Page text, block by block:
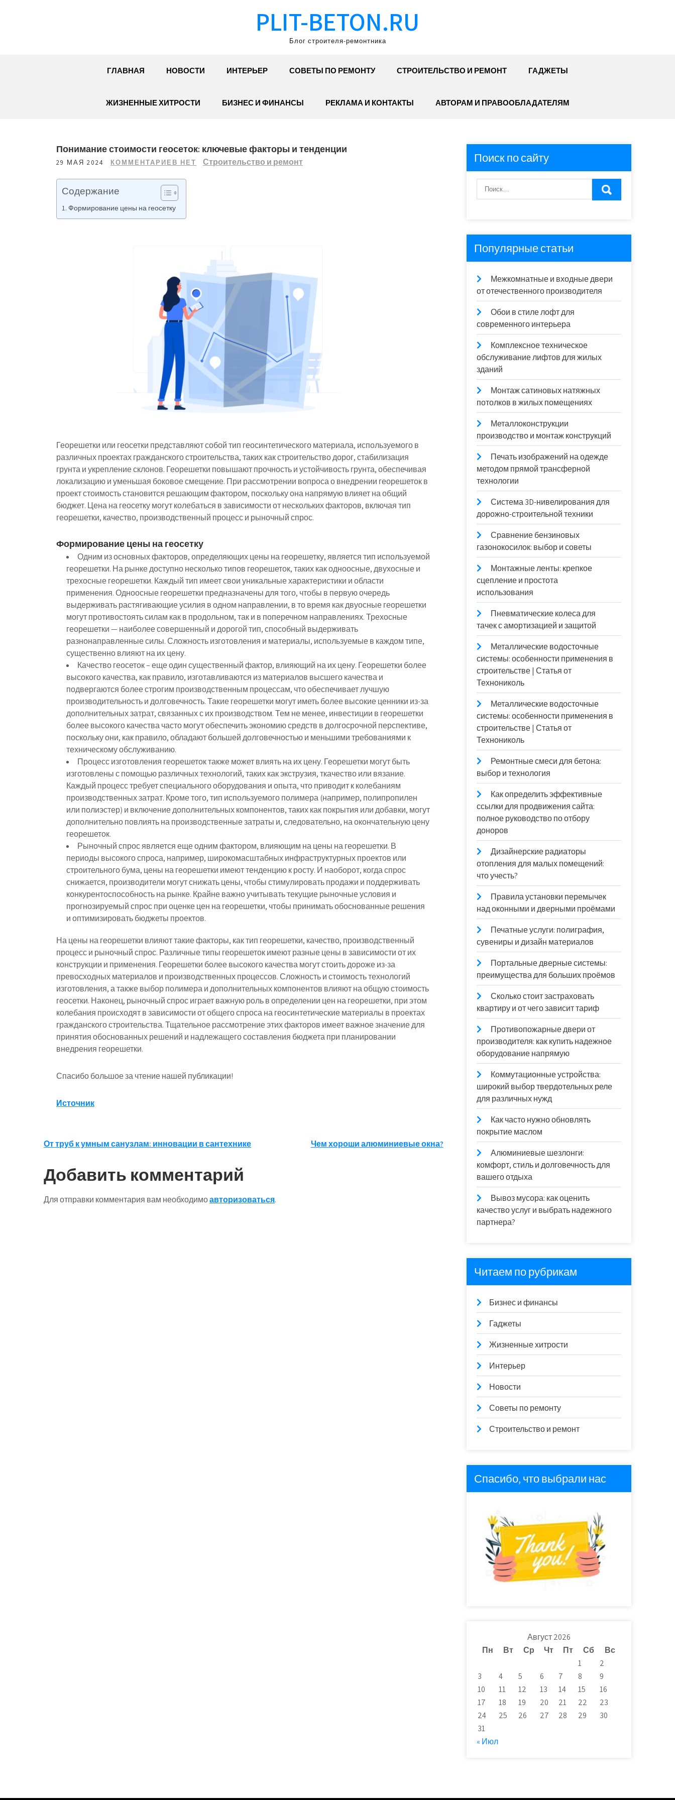
PLIT-BETON.RU
Блог строителя-ремонтника
ГЛАВНАЯ НОВОСТИ ИНТЕРЬЕР СОВЕТЫ ПО РЕМОНТУ СТРОИТЕЛЬСТВО И РЕМОНТ ГАДЖЕТЫ
ЖИЗНЕННЫЕ ХИТРОСТИ БИЗНЕС И ФИНАНСЫ РЕКЛАМА И КОНТАКТЫ АВТОРАМ И ПРАВООБЛАДАТЕЛЯМ
Понимание стоимости геосеток: ключевые факторы и тенденции
29 МАЯ 2024 КОММЕНТАРИЕВ НЕТ Строительство и ремонт
Содержание
Формирование цены на геосетку
Георешетки или геосетки представляют собой тип геосинтетического материала, используемого в
различных проектах гражданского строительства, таких как строительство дорог, стабилизация
грунта и укрепление склонов. Георешетки повышают прочность и устойчивость грунта, обеспечивая
локализацию и уменьшая боковое смещение. При рассмотрении вопроса о внедрении георешеток в
проект стоимость становится решающим фактором, поскольку она напрямую влияет на общий
бюджет. Цена на геосетку могут колебаться в зависимости от нескольких факторов, включая тип
георешетки, качество, производственный процесс и рыночный спрос.
Формирование цены на геосетку
Одним из основных факторов, определяющих цены на георешетку, является тип используемой
георешетки. На рынке доступно несколько типов георешеток, таких как одноосные, двухосные и
трехосные георешетки. Каждый тип имеет свои уникальные характеристики и области
применения. Одноосные георешетки предназначены для того, чтобы в первую очередь
выдерживать растягивающие усилия в одном направлении, в то время как двуосные георешетки
могут противостоять силам как в продольном, так и в поперечном направлениях. Трехосные
георешетки — наиболее совершенный и дорогой тип, способный выдерживать
разнонаправленные силы. Сложность изготовления и материалы, используемые в каждом типе,
существенно влияют на их цену.
Качество геосеток – еще один существенный фактор, влияющий на их цену. Георешетки более
высокого качества, как правило, изготавливаются из материалов высшего качества и
подвергаются более строгим производственным процессам, что обеспечивает лучшую
производительность и долговечность. Такие георешетки могут иметь более высокие ценники из-за
дополнительных затрат, связанных с их производством. Тем не менее, инвестиции в георешетки
более высокого качества часто могут обеспечить экономию средств в долгосрочной перспективе,
поскольку они, как правило, обладают большей долговечностью и меньшими требованиями к
техническому обслуживанию.
Процесс изготовления георешеток также может влиять на их цену. Георешетки могут быть
изготовлены с помощью различных технологий, таких как экструзия, ткачество или вязание.
Каждый процесс требует специального оборудования и опыта, что приводит к колебаниям
производственных затрат. Кроме того, тип используемого полимера (например, полипропилен
или полиэстер) и включение дополнительных компонентов, таких как покрытия или добавки, могут
дополнительно повлиять на производственные затраты и, следовательно, на окончательную цену
георешеток.
Рыночный спрос является еще одним фактором, влияющим на цены на георешетки. В
периоды высокого спроса, например, широкомасштабных инфраструктурных проектов или
строительного бума, цены на георешетки имеют тенденцию к росту. И наоборот, когда спрос
снижается, производители могут снижать цены, чтобы стимулировать продажи и поддерживать
конкурентоспособность на рынке. Крайне важно учитывать текущие рыночные условия и
прогнозируемый спрос при оценке цен на георешетки, чтобы принимать обоснованные решения
и оптимизировать бюджеты проектов.
На цены на георешетки влияют такие факторы, как тип георешетки, качество, производственный
процесс и рыночный спрос. Различные типы георешеток имеют разные цены в зависимости от их
конструкции и применения. Георешетки более высокого качества могут стоить дороже из-за
превосходных материалов и производственных процессов. Сложность и стоимость технологий
изготовления, а также выбор полимера и дополнительных компонентов влияют на общую стоимость
геосетки. Наконец, рыночный спрос играет важную роль в определении цен на георешетки, при этом
колебания происходят в зависимости от общего спроса на геосинтетические материалы в проектах
гражданского строительства. Тщательное рассмотрение этих факторов имеет важное значение для
принятия обоснованных решений и надлежащего составления бюджета при планировании
внедрения георешетки.
Спасибо большое за чтение нашей публикации!
Источник
Навигация
по
записям
От труб к умным санузлам: инновации в сантехнике Чем хороши алюминиевые окна?
Добавить комментарий
Для отправки комментария вам необходимоавторизоваться.
Поиск по сайту
Популярные статьи
Межкомнатные и входные двери
от отечественного производителя
Обои в стиле лофт для
современного интерьера
Комплексное техническое
обслуживание лифтов для жилых
зданий
Монтаж сатиновых натяжных
потолков в жилых помещениях
Металлоконструкции
производство и монтаж конструкций
Печать изображений на одежде
методом прямой трансферной
технологии
Система 3D-нивелирования для
дорожно-строительной техники
Сравнение бензиновых
газонокосилок: выбор и советы
Монтажные ленты: крепкое
сцепление и простота
использования
Пневматические колеса для
тачек с амортизацией и защитой
Металлические водосточные
системы: особенности применения в
строительстве | Статья от
Технониколь
Металлические водосточные
системы: особенности применения в
строительстве | Статья от
Технониколь
Ремонтные смеси для бетона:
выбор и технология
Как определить эффективные
ссылки для продвижения сайта:
полное руководство по отбору
доноров
Дизайнерские радиаторы
отопления для малых помещений:
что учесть?
Правила установки перемычек
над оконными и дверными проёмами
Печатные услуги: полиграфия,
сувениры и дизайн материалов
Портальные дверные системы:
преимущества для больших проёмов
Сколько стоит застраховать
квартиру и от чего зависит тариф
Противопожарные двери от
производителя: как купить надежное
оборудование напрямую
Коммутационные устройства:
широкий выбор твердотельных реле
для различных нужд
Как часто нужно обновлять
покрытие маслом
Алюминиевые шезлонги:
комфорт, стиль и долговечность для
вашего отдыха
Вывоз мусора: как оценить
качество услуг и выбрать надежного
партнера?
Читаем по рубрикам
Бизнес и финансы
Гаджеты
Жизненные хитрости
Интерьер
Новости
Советы по ремонту
Строительство и ремонт
Спасибо, что выбрали нас
Август 2026
Пн
Вт Ср Чт Пт Сб
Вс
1
2
3
4 5 6 7 8
9
10
11 12 13 14 15
16
17
18 19 20 21 22
23
24
25 26 27 28 29
30
31
« Июл